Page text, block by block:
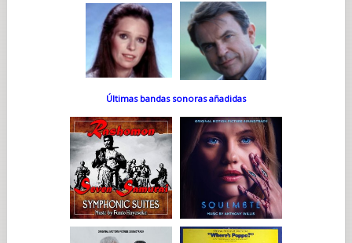
Últimas bandas sonoras añadidas